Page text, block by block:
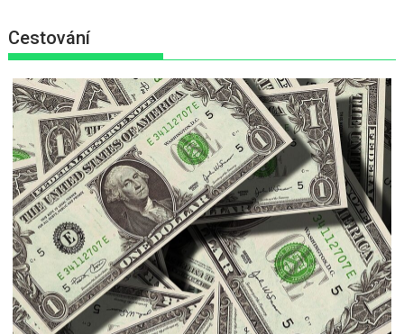
Cestování